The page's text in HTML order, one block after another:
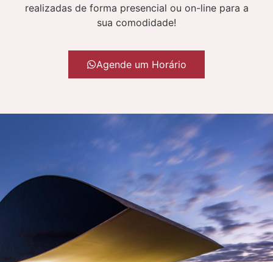
realizadas de forma presencial ou on-line para a
sua comodidade!
Agende um Horário